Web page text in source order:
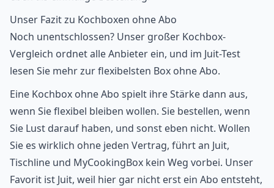
Unser Fazit zu Kochboxen ohne Abo
Noch unentschlossen? Unser großer Kochbox-
Vergleich ordnet alle Anbieter ein, und im Juit-Test
lesen Sie mehr zur flexibelsten Box ohne Abo.
Eine Kochbox ohne Abo spielt ihre Stärke dann aus,
wenn Sie flexibel bleiben wollen. Sie bestellen, wenn
Sie Lust darauf haben, und sonst eben nicht. Wollen
Sie es wirklich ohne jeden Vertrag, führt an Juit,
Tischline und MyCookingBox kein Weg vorbei. Unser
Favorit ist Juit, weil hier gar nicht erst ein Abo entsteht,